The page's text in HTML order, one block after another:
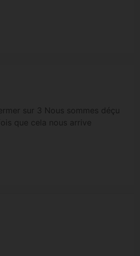
sur 3 Nous sommes déçu
que cela nous arrive